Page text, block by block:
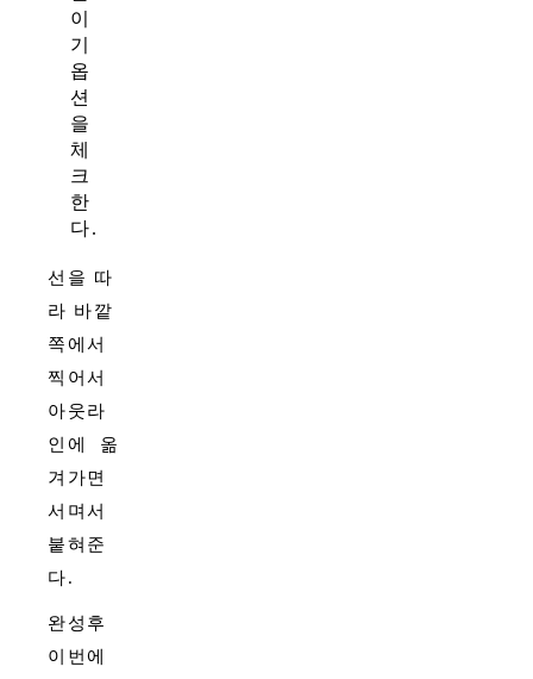
이
기
옵
션
을
체
크
한
다.
선을 따
라 바깥
쪽에서
찍어서
아웃라
인에 옮
겨가면
서며서
붙혀준
다.
완성후
이번에